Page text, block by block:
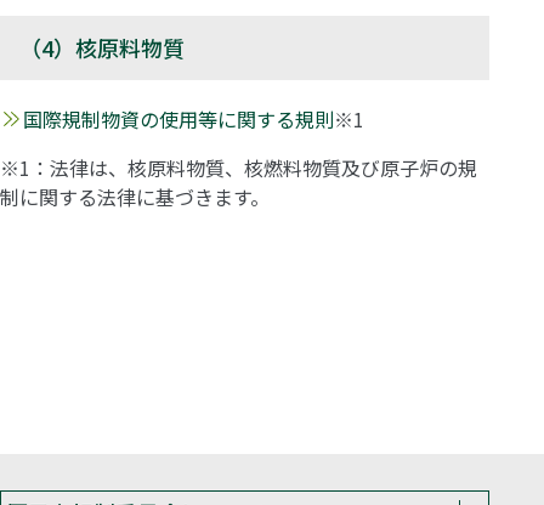
（4）核原料物質
国際規制物資の使用等に関する規則※1
※1：法律は、核原料物質、核燃料物質及び原子炉の規
制に関する法律に基づきます。